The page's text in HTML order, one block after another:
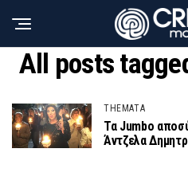
All posts
THEMATA
Τα Jumbo
Άντζελα